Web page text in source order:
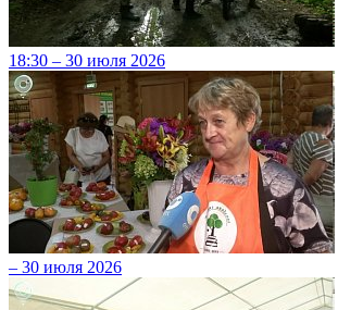
18:30 – 30 июля 2026
– 30 июля 2026